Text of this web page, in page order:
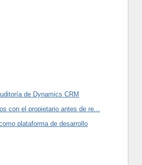
de Dynamics CRM
con el propietario antes de re...
plataforma de desarrollo